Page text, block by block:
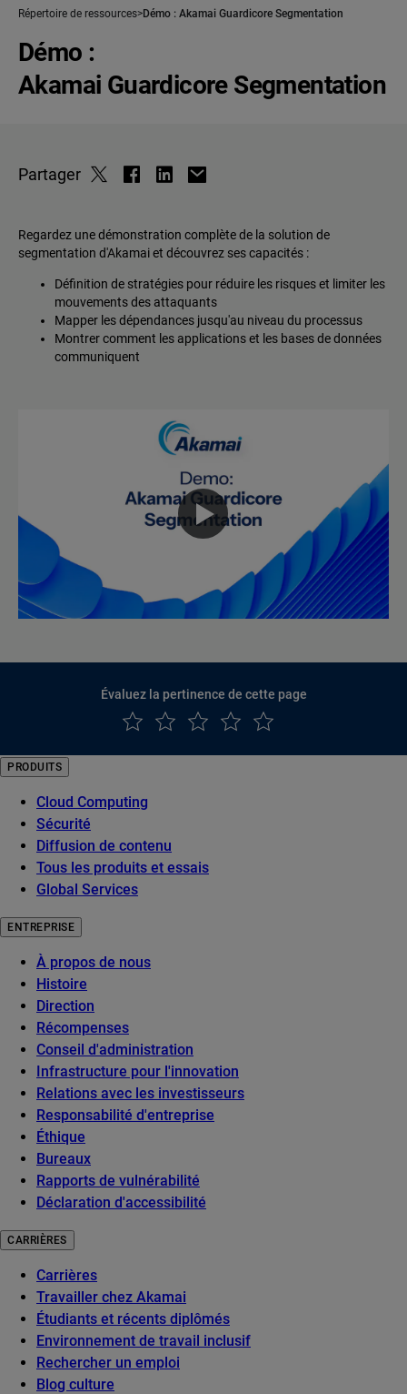
Répertoire de ressources Démo : Akamai Guardicore Segmentation
Démo :
Akamai Guardicore Segmentation
Partager
Regardez une démonstration complète de la solution de
segmentation d'Akamai et découvrez ses capacités :
Définition de stratégies pour réduire les risques et limiter les
mouvements des attaquants
Mapper les dépendances jusqu'au niveau du processus
Montrer comment les applications et les bases de données
communiquent
Évaluez la pertinence de cette page
PRODUITS
Cloud Computing
Sécurité
Diffusion de contenu
Tous les produits et essais
Global Services
ENTREPRISE
À propos de nous
Histoire
Direction
Récompenses
Conseil d'administration
Infrastructure pour l'innovation
Relations avec les investisseurs
Responsabilité d'entreprise
Éthique
Bureaux
Rapports de vulnérabilité
Déclaration d'accessibilité
CARRIÈRES
Carrières
Travailler chez Akamai
Étudiants et récents diplômés
Environnement de travail inclusif
Rechercher un emploi
Blog culture